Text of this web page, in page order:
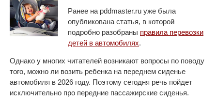
Ранее на pddmaster.ru уже была
опубликована статья, в которой
подробно разобраны правила перевозки
детей в автомобилях.
Однако у многих читателей возникают вопросы по поводу
того, можно ли возить ребенка на переднем сиденье
автомобиля в 2026 году. Поэтому сегодня речь пойдет
исключительно про передние пассажирские сиденья.